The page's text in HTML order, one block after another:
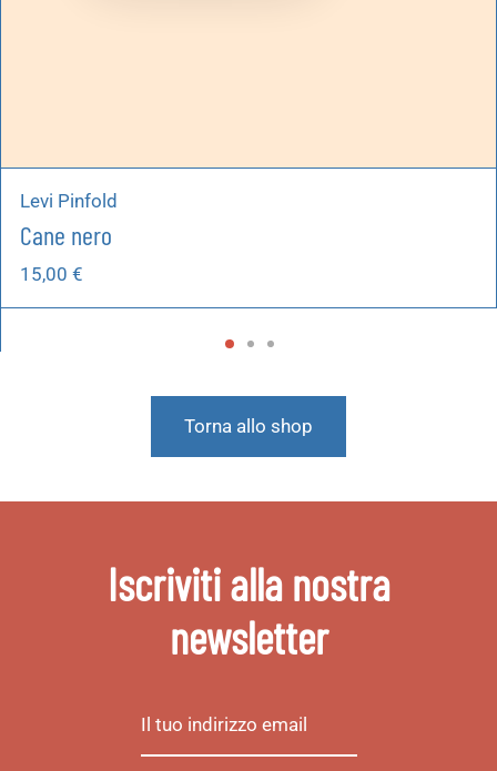
Levi Pinfold
Cane nero
15,00 €
Torna allo shop
Iscriviti alla nostra
newsletter